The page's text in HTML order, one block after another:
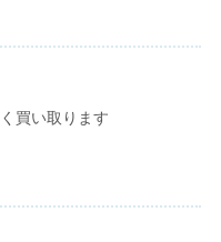
買い取ります